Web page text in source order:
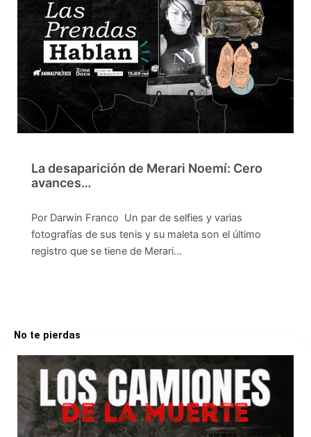
La desaparición de Merari Noemí: Cero
avances…
Por Darwin Franco Un par de selfies y varias
fotografías de sus tenis y su maleta son el último
registro que se tiene de Merari…
No te pierdas